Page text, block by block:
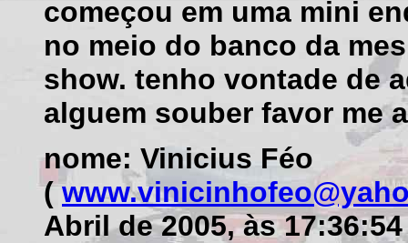
começou em uma mini
no meio do banco da
show. tenho vontade de
alguem souber favor me
nome: Vinicius Féo
(
Abril de 2005, às 17:36:54